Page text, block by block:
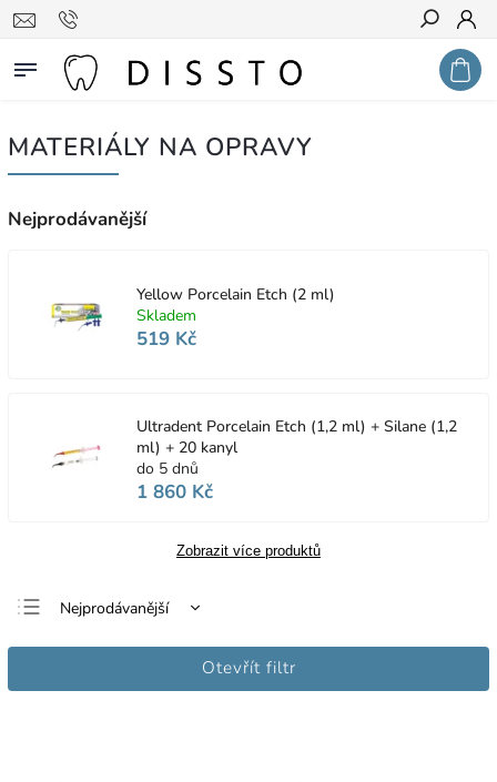
Hledat
MATERIÁLY NA OPRAVY
Nejprodávanější
Yellow Porcelain Etch (2 ml)
Skladem
519 Kč
Ultradent Porcelain Etch (1,2 ml) + Silane (1,2
ml) + 20 kanyl
do 5 dnů
1 860 Kč
Zobrazit více produktů
Nejprodávanější
Nejlevnější
Otevřít filtr